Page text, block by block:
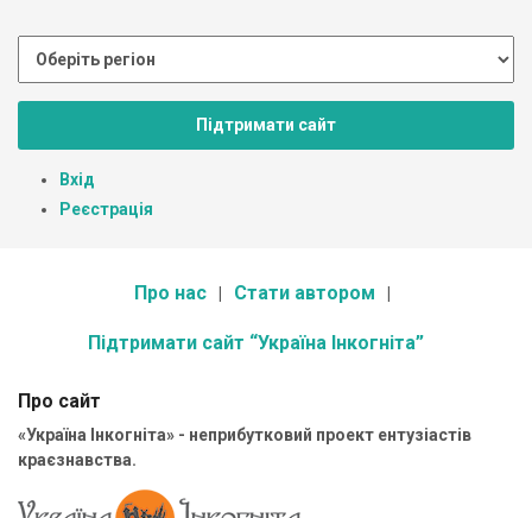
Підтримати сайт
Вхід
Реєстрація
Про нас Стати автором
Підтримати сайт “Україна Інкогніта”
Про сайт
«Україна Інкогніта» - неприбутковий проект ентузіастів
краєзнавства.